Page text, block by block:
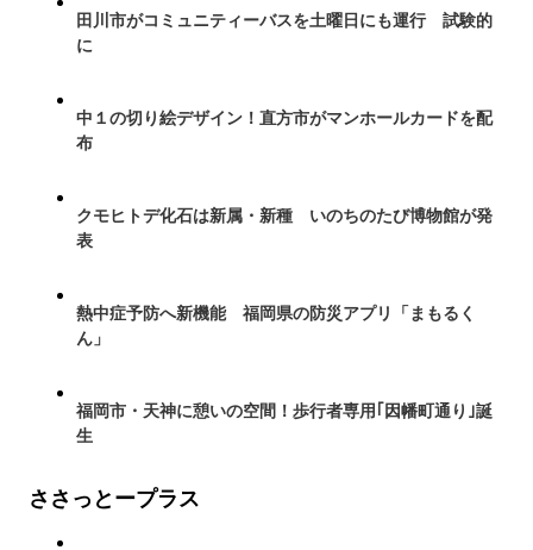
田川市がコミュニティーバスを土曜日にも運行 試験的
に
中１の切り絵デザイン！直方市がマンホールカードを配
布
クモヒトデ化石は新属・新種 いのちのたび博物館が発
表
熱中症予防へ新機能 福岡県の防災アプリ「まもるく
ん」
福岡市・天神に憩いの空間！歩行者専用｢因幡町通り｣誕
生
ささっとープラス